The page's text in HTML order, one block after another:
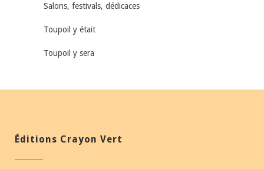
Salons, festivals, dédicaces
Toupoil y était
Toupoil y sera
Éditions Crayon Vert